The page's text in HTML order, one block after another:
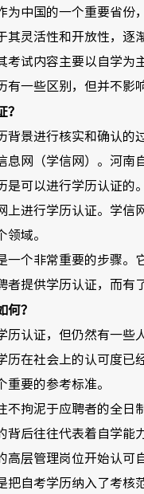
为中国的一个重要省份
灵活性和开放性，逐
考试内容主要以自学
一些区别，但并不影
背景进行核实和确认
息网（学信网）。河南
是可以进行学历认证的
上进行学历认证。学
领域。
一个非常重要的步骤
者提供学历认证，而有
何？
历认证，但仍然有一
历在社会上的认可度
重要的参考标准。
不拘泥于应聘者的全
背后往往代表着自学能
高层管理岗位开始认
把自考学历纳入了考